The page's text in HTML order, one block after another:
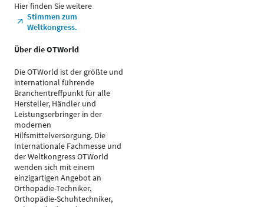
Hier finden Sie weitere
Stimmen zum
Weltkongress.
Über die OTWorld
Die OTWorld ist der größte und
international führende
Branchentreffpunkt für alle
Hersteller, Händler und
Leistungserbringer in der
modernen
Hilfsmittelversorgung. Die
Internationale Fachmesse und
der Weltkongress OTWorld
wenden sich mit einem
einzigartigen Angebot an
Orthopädie-Techniker,
Orthopädie-Schuhtechniker,